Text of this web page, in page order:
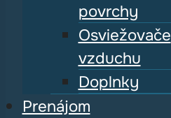
povrchy
Osviežovače
vzduchu
Doplnky
Prenájom